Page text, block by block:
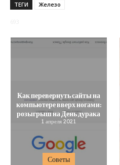
ТЕГИ Железо
Советы
Как перевернуть сайты на
компьютере вверх ногами:
розыгрыш на День дурака
1 апреля 2021